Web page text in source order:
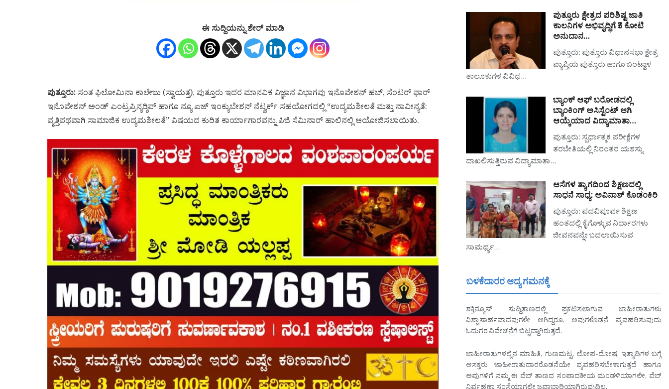
ಈ ಸುದ್ದಿಯನ್ನು ಶೇರ್ ಮಾಡಿ
ಪುತ್ತೂರು:ಸಂತ ಫಿಲೋಮಿನಾ ಕಾಲೇಜು (ಸ್ವಾಯತ್ತ), ಪುತ್ತೂರು ಇದರ ಮಾನವಿಕ ವಿಜ್ಞಾನ ವಿಭಾಗವು ಇನೊವೇಶನ್ ಹಬ್, ಸೆಂಟರ್ ಫಾರ್
ಇನೊವೇಶನ್ ಅಂಡ್ ಎಂಟ್ರಪ್ರಿನ್ಯರ‍್ಶಿಪ್ ಹಾಗೂ ನ್ಯೂ ಏಜ್ ಇಂಕ್ಯುಬೇಶನ್ ನೆಟ್ವರ್ಕ್ ಸಹಯೋಗದಲ್ಲಿ “ಉದ್ಯಮಶೀಲತೆ ಮತ್ತು ನಾವೀನ್ಯತೆ:
ವೃತ್ತಿಪಥವಾಗಿ ಸಾಮಾಜಿಕ ಉದ್ಯಮಶೀಲತೆ” ವಿಷಯದ ಕುರಿತ ಕಾರ್ಯಾಗಾರವನ್ನು ಪಿಜಿ ಸೆಮಿನಾರ್ ಹಾಲಿನಲ್ಲಿ ಆಯೋಜಿಸಲಾಯಿತು.
ಪುತ್ತೂರು ಕ್ಷೇತ್ರದ ಪರಿಶಿಷ್ಟ ಜಾತಿ
ಕಾಲನಿಗಳ ಅಭಿವೃದ್ಧಿಗೆ ₹3 ಕೋಟಿ
ಅನುದಾನ…
ಪುತ್ತೂರು: ಪುತ್ತೂರು ವಿಧಾನಸಭಾ ಕ್ಷೇತ್ರ
ವ್ಯಾಪ್ತಿಯ ಪುತ್ತೂರು ಹಾಗೂ ಬಂಟ್ವಾಳ
ತಾಲೂಕುಗಳ ವಿವಿಧ…
ಬ್ಯಾಂಕ್ ಆಫ್ ಬರೋಡದಲ್ಲಿ
ಬ್ಯಾಂಕಿಂಗ್ ಅಸಿಸ್ಟೆಂಟ್ ಆಗಿ
ಆಯ್ಕೆಯಾದ ವಿದ್ಯಾಮಾತಾ…
ಪುತ್ತೂರು: ಸ್ಪರ್ಧಾತ್ಮಕ ಪರೀಕ್ಷೆಗಳ
ತರಬೇತಿಯಲ್ಲಿ ನಿರಂತರ ಯಶಸ್ಸು
ದಾಖಲಿಸುತ್ತಿರುವ ವಿದ್ಯಾಮಾತಾ…
ಆಸೆಗಳ ತ್ಯಾಗದಿಂದ ಶಿಕ್ಷಣದಲ್ಲಿ
ಸಾಧನೆ ಸಾಧ್ಯ: ಅವಿನಾಶ್ ಕೊಡಂಕಿರಿ
ಪುತ್ತೂರು: ಪದವಿಪೂರ್ವ ಶಿಕ್ಷಣ
ಹಂತದಲ್ಲಿ ಕೈಗೊಳ್ಳುವ ನಿರ್ಧಾರಗಳು
ಜೀವನವನ್ನೇ ಬದಲಾಯಿಸುವ
ಸಾಮರ್ಥ್ಯ…
ಬಳಕೆದಾರರ ಆದ್ಯ ಗಮನಕ್ಕೆ
ಶಕ್ತಿನ್ಯೂಸ್ ಸುದ್ದಿತಾಣದಲ್ಲಿ ಪ್ರಕಟಿಸಲಾಗುವ ಜಾಹೀರಾತುಗಳು
ವಿಶ್ವಾಸಾರ್ಹವಾದವುಗಳೇ ಆಗಿದ್ದರೂ, ಅವುಗಳೊಡನೆ ವ್ಯವಹರಿಸುವುದು
ಓದುಗರ ವಿವೇಚನೆಗೆ ಬಿಟ್ಟದ್ದಾಗಿರುತ್ತದೆ.
ಜಾಹೀರಾತುಗಳಲ್ಲಿನ ಮಾಹಿತಿ, ಗುಣಮಟ್ಟ, ಲೋಪ-ದೋಷ, ಇತ್ಯಾದಿಗಳ ಬಗ್ಗೆ
ಆಸಕ್ತರು ಜಾಹೀರಾತುದಾರರೊಡನೆಯೇ ವ್ಯವಹರಿಸಬೇಕಾಗುತ್ತದೆ ಹಾಗೂ
ಅವುಗಳಿಗೆ ನಮ್ಮ ಈ ವೆಬ್ ತಾಣದ ಸಂಪಾದಕೀಯ ಮಂಡಳಿಯಾಗಲೀ, ವೆಬ್